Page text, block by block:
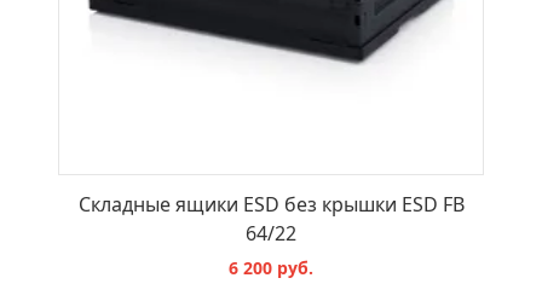
Складные ящики ESD без крышки ESD FB
64/22
6 200 руб.